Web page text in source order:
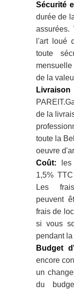
Sécurité
durée de
l'art loué
toute
de la
de la
toute la
oeuvre
Coût: les
1,5%
Les
peuvent
frais de
si vous
pendant
Budget
encore
un
du